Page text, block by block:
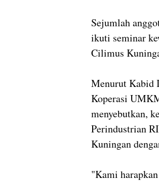
Sejumlah
ikuti seminar
Cilimus
Menurut Kabid
Koperasi
menyebutkan,
Perindustrian
Kuningan
"Kami